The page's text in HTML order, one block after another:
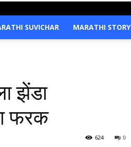
SUVICHAR MARATHI STORY
झेंडा
फरक
0
624